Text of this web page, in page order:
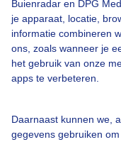
Buienradar en DPG
je apparaat, locatie,
informatie combineren
ons, zoals wanneer je
het gebruik van onze
apps te verbeteren.
Daarnaast kunnen we,
gegevens gebruiken
Bekijk slideshow